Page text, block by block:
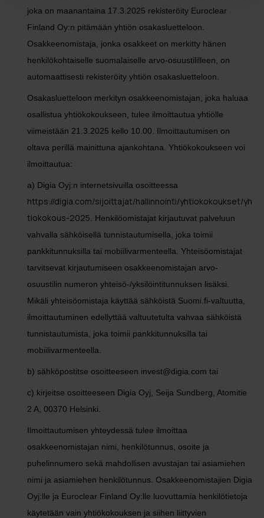
joka on maanantaina 17.3.2025 rekisteröity Euroclear
Finland Oy:n pitämään yhtiön osakasluetteloon.
Osakkeenomistaja, jonka osakkeet on merkitty hänen
henkilökohtaiselle suomalaiselle arvo-osuustililleen, on
automaattisesti rekisteröity yhtiön osakasluetteloon.
Osakasluetteloon merkityn osakkeenomistajan, joka haluaa
osallistua yhtiökokoukseen, tulee ilmoittautua yhtiölle
viimeistään 21.3.2025 kello 10.00. Ilmoittautumisen on
oltava perillä mainittuna ajankohtana. Yhtiökokoukseen voi
ilmoittautua:
a) Digia Oyj:n internetsivuilla osoitteessa
https://digia.com/sijoittajat/hallinnointi/yhtiokokoukset/yh
tiokokous-2025 . Henkilöomistajat kirjautuvat palveluun
vahvalla sähköisellä tunnistautumisella, joka toimii
pankkitunnuksilla tai mobiilivarmenteella. Yhteisöomistajat
tarvitsevat kirjautumiseen osakkeenomistajan arvo-
osuustilin numeron yhteisö-/yksilöintitunnuksen lisäksi.
Mikäli yhteisöomistaja käyttää sähköistä Suomi.fi-valtuutta,
ilmoittautuminen edellyttää valtuutetulta vahvaa sähköistä
tunnistautumista, joka toimii pankkitunnuksilla tai
mobiilivarmenteella.
b) sähköpostitse osoitteeseen invest@digia.com tai
c) kirjeitse osoitteeseen Digia Oyj, Seija Sundberg, Atomitie
2 A, 00370 Helsinki.
Ilmoittautumisen yhteydessä tulee ilmoittaa
osakkeenomistajan nimi, henkilötunnus, osoite ja
puhelinnumero sekä mahdollisen avustajan tai asiamiehen
nimi ja asiamiehen henkilötunnus. Osakkeenomistajien Digia
Oyj:lle ja Euroclear Finland Oy:lle luovuttamia henkilötietoja
käytetään vain yhtiökokouksen ja siihen liittyvien